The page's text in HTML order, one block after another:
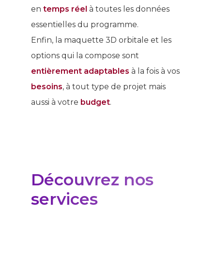
en temps réel à toutes les données
essentielles du programme.
Enfin, la maquette 3D orbitale et les
options qui la compose sont
entièrement adaptables à la fois à vos
besoins, à tout type de projet mais
aussi à votre budget.
Découvrez nos
services